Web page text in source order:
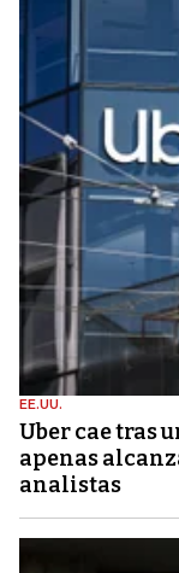
EE.UU.
Uber cae tras
apenas
analistas